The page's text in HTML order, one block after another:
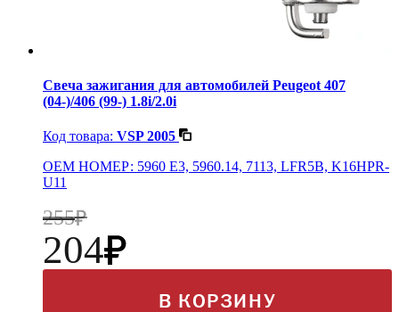
Свеча зажигания для автомобилей Peugeot 407
(04-)/406 (99-) 1.8i/2.0i
Код товара: VSP 2005
OEM НОМЕР: 5960 E3, 5960.14, 7113, LFR5B, K16HPR-
U11
255
204
В КОРЗИНУ